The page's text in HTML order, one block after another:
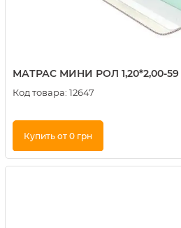
МАТРАС МИНИ РОЛ 1,20*2,00-59
Код товара: 12647
Купить от 0 грн
Купить в 1 клик